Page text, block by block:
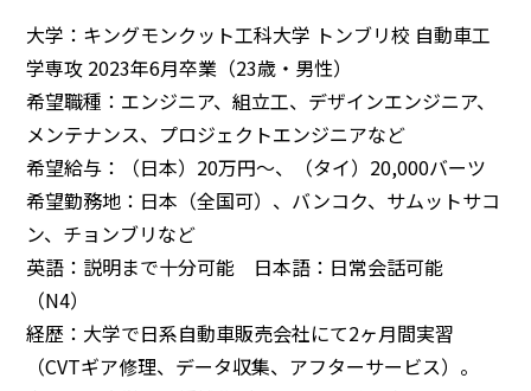
大学：キングモンクット工科大学 トンブリ校 自動車工
学専攻 2023年6月卒業（23歳・男性）
希望職種：エンジニア、組立工、デザインエンジニア、
メンテナンス、プロジェクトエンジニアなど
希望給与：（日本）20万円～、（タイ）20,000バーツ
希望勤務地：日本（全国可）、バンコク、サムットサコ
ン、チョンブリなど
英語：説明まで十分可能 日本語：日常会話可能
（N4）
経歴：大学で日系自動車販売会社にて2ヶ月間実習
（CVTギア修理、データ収集、アフターサービス）。